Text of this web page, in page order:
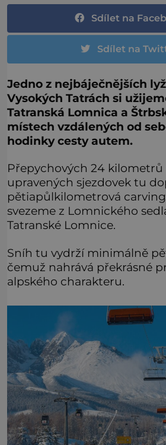
Sdílet na
Sdílet na
Jedno z nejbáječnějších
Vysokých Tatrách si
Tatranská Lomnica a
místech vzdálených od
hodinky cesty autem.
Přepychových 24
upravených sjezdovek tu
pětiapůlkilometrová
svezeme z Lomnického
Tatranské Lomnice.
Sníh tu vydrží minimálně
čemuž nahrává překrásné
alpského charakteru.